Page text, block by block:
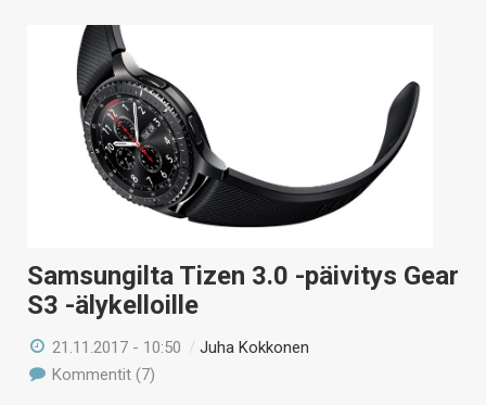
Samsungilta Tizen 3.0 -päivitys Gear
S3 -älykelloille
21.11.2017 - 10:50 /Juha Kokkonen
Kommentit (7)